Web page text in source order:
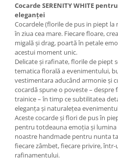
Cocarde SERENITY WHITE
eleganței
Cocardele (florile de pus in piept
în ziua cea mare. Fiecare floare,
migală și drag, poartă în petale
acestui moment unic.
Delicate și rafinate, florile de piept
tematica florală a evenimentului,
vestimentara aducând armonie și
cocardă spune o poveste – despre
trainice – în timp ce subtilitatea
eleganța și naturalețea
Aceste cocarde și flori de pus în
pentru totdeauna emoția și lumina
noastre handmade pentru nunta
fiecare zâmbet, fiecare privire,
rafinamentului.